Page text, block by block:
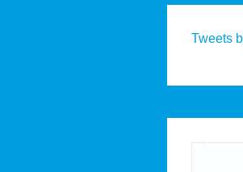
Tweets